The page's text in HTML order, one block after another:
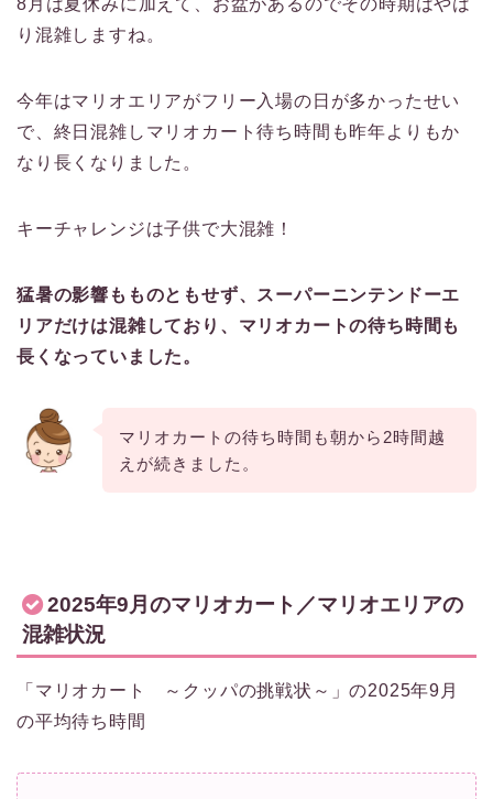
り混雑しますね。
今年はマリオエリアがフリー入場の日が多かったせい
で、終日混雑しマリオカート待ち時間も昨年よりもか
なり長くなりました。
キーチャレンジは子供で大混雑！
猛暑の影響もものともせず、スーパーニンテンドーエ
リアだけは混雑しており、マリオカートの待ち時間も
長くなっていました。
マリオカートの待ち時間も朝から2時間越
えが続きました。
2025年9月のマリオカート／マリオエリアの
混雑状況
「マリオカート ～クッパの挑戦状～」の2025年9月
の平均待ち時間